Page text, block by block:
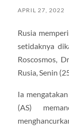
APRIL 27, 2022
Rusia
setidaknya
Roscosmos,
Rusia, Senin
Ia
(AS)